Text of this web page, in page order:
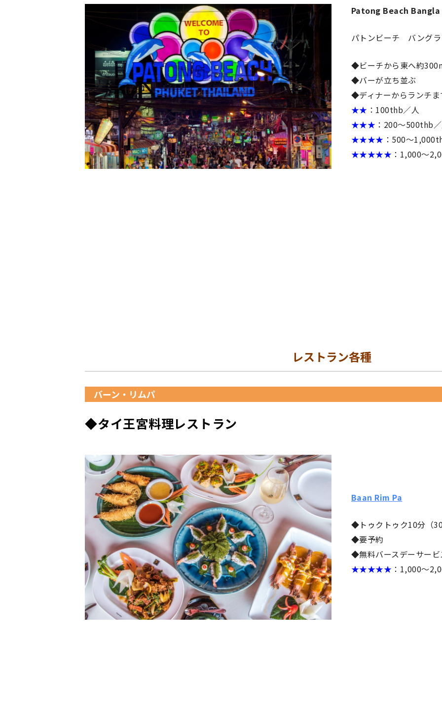
Patong Beach
パトンビーチ バング
◆ビーチから東へ約
◆バーが立ち並ぶ
◆ディナーからランチ
★★ ：100thb／人
★★★ ：200～500thb
★★★★ ：500～
★★★★★ ：1,000～
レストラン各種
バーン・リムパ
◆タイ王宮料理レストラン
Baan Rim Pa
◆トゥクトゥク10分（
◆要予約
◆無料バースデーサービ
★★★★★ ：1,000～